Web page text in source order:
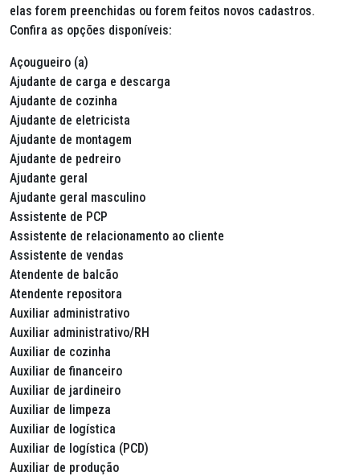
elas forem preenchidas ou forem feitos novos cadastros.
Confira as opções disponíveis:
Açougueiro (a)
Ajudante de carga e descarga
Ajudante de cozinha
Ajudante de eletricista
Ajudante de montagem
Ajudante de pedreiro
Ajudante geral
Ajudante geral masculino
Assistente de PCP
Assistente de relacionamento ao cliente
Assistente de vendas
Atendente de balcão
Atendente repositora
Auxiliar administrativo
Auxiliar administrativo/RH
Auxiliar de cozinha
Auxiliar de financeiro
Auxiliar de jardineiro
Auxiliar de limpeza
Auxiliar de logística
Auxiliar de logística (PCD)
Auxiliar de produção